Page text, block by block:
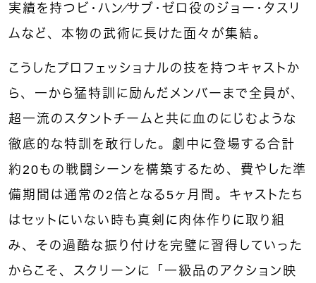
実績を持つビ・ハン／サブ・ゼロ役のジョー・タスリ
ムなど、本物の武術に長けた面々が集結。
こうしたプロフェッショナルの技を持つキャストか
ら、一から猛特訓に励んだメンバーまで全員が、
超一流のスタントチームと共に血のにじむような
徹底的な特訓を敢行した。劇中に登場する合計
約20もの戦闘シーンを構築するため、費やした準
備期間は通常の2倍となる5ヶ月間。キャストたち
はセットにいない時も真剣に肉体作りに取り組
み、その過酷な振り付けを完璧に習得していった
からこそ、スクリーンに「一級品のアクション映